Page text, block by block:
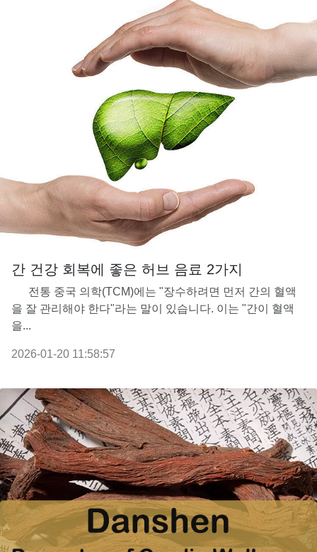
간 건강 회복에 좋은 허브 음료 2가지
전통 중국 의학(TCM)에는 "장수하려면 먼저 간의 혈액
을 잘 관리해야 한다"라는 말이 있습니다. 이는 "간이 혈액
을...
2026-01-20 11:58:57